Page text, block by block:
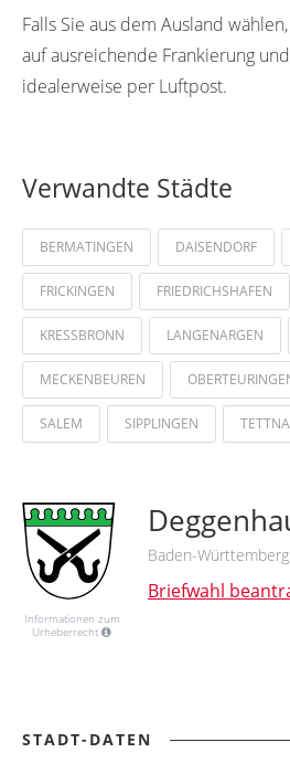
Falls Sie aus dem Ausland
auf ausreichende Frankierung
idealerweise per Luftpost.
Verwandte Städte
BERMATINGEN DAISENDORF
FRICKINGEN FRIEDRICHSHAFEN
KRESSBRONN LANGENARGEN
MECKENBEUREN
SALEM SIPPLINGEN
Informationen zum
Urheberrecht
Baden-Württemberg
Briefwahl
STADT-DATEN